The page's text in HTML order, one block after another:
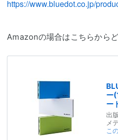
https://www.bluedot.co.jp/
Amazonの場合はこちらから
ー
ー
出
メ
こ